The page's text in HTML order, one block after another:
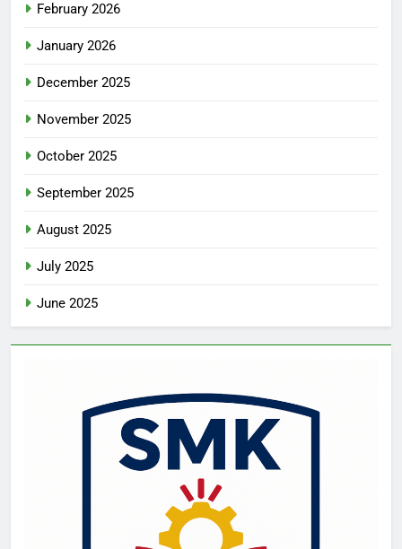
February 2026
January 2026
December 2025
November 2025
October 2025
September 2025
August 2025
July 2025
June 2025